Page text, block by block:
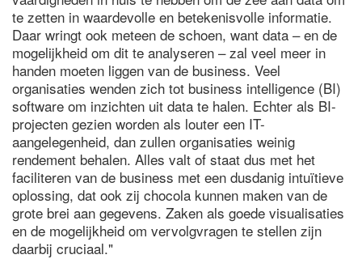
te zetten in waardevolle en betekenisvolle informatie.
Daar wringt ook meteen de schoen, want data – en de
mogelijkheid om dit te analyseren – zal veel meer in
handen moeten liggen van de business. Veel
organisaties wenden zich tot business intelligence (BI)
software om inzichten uit data te halen. Echter als BI-
projecten gezien worden als louter een IT-
aangelegenheid, dan zullen organisaties weinig
rendement behalen. Alles valt of staat dus met het
faciliteren van de business met een dusdanig intuïtieve
oplossing, dat ook zij chocola kunnen maken van de
grote brei aan gegevens. Zaken als goede visualisaties
en de mogelijkheid om vervolgvragen te stellen zijn
daarbij cruciaal."